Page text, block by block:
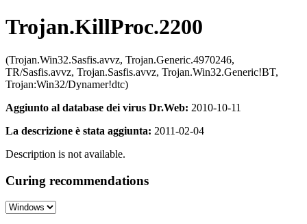
Trojan.KillProc.2200
(Trojan.Win32.Sasfis.avvz, Trojan.Generic.4970246,
TR/Sasfis.avvz, Trojan.Sasfis.avvz, Trojan.Win32.Generic!BT,
Trojan:Win32/Dynamer!dtc)
Aggiunto al database dei virus Dr.Web: 2010-10-11
La descrizione è stata aggiunta: 2011-02-04
Description is not available.
Curing recommendations